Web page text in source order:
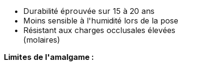
Durabilité éprouvée sur 15 à 20 ans
Moins sensible à l'humidité lors de la pose
Résistant aux charges occlusales élevées
(molaires)
Limites de l'amalgame :